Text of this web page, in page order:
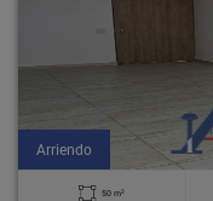
Arriendo
50 m